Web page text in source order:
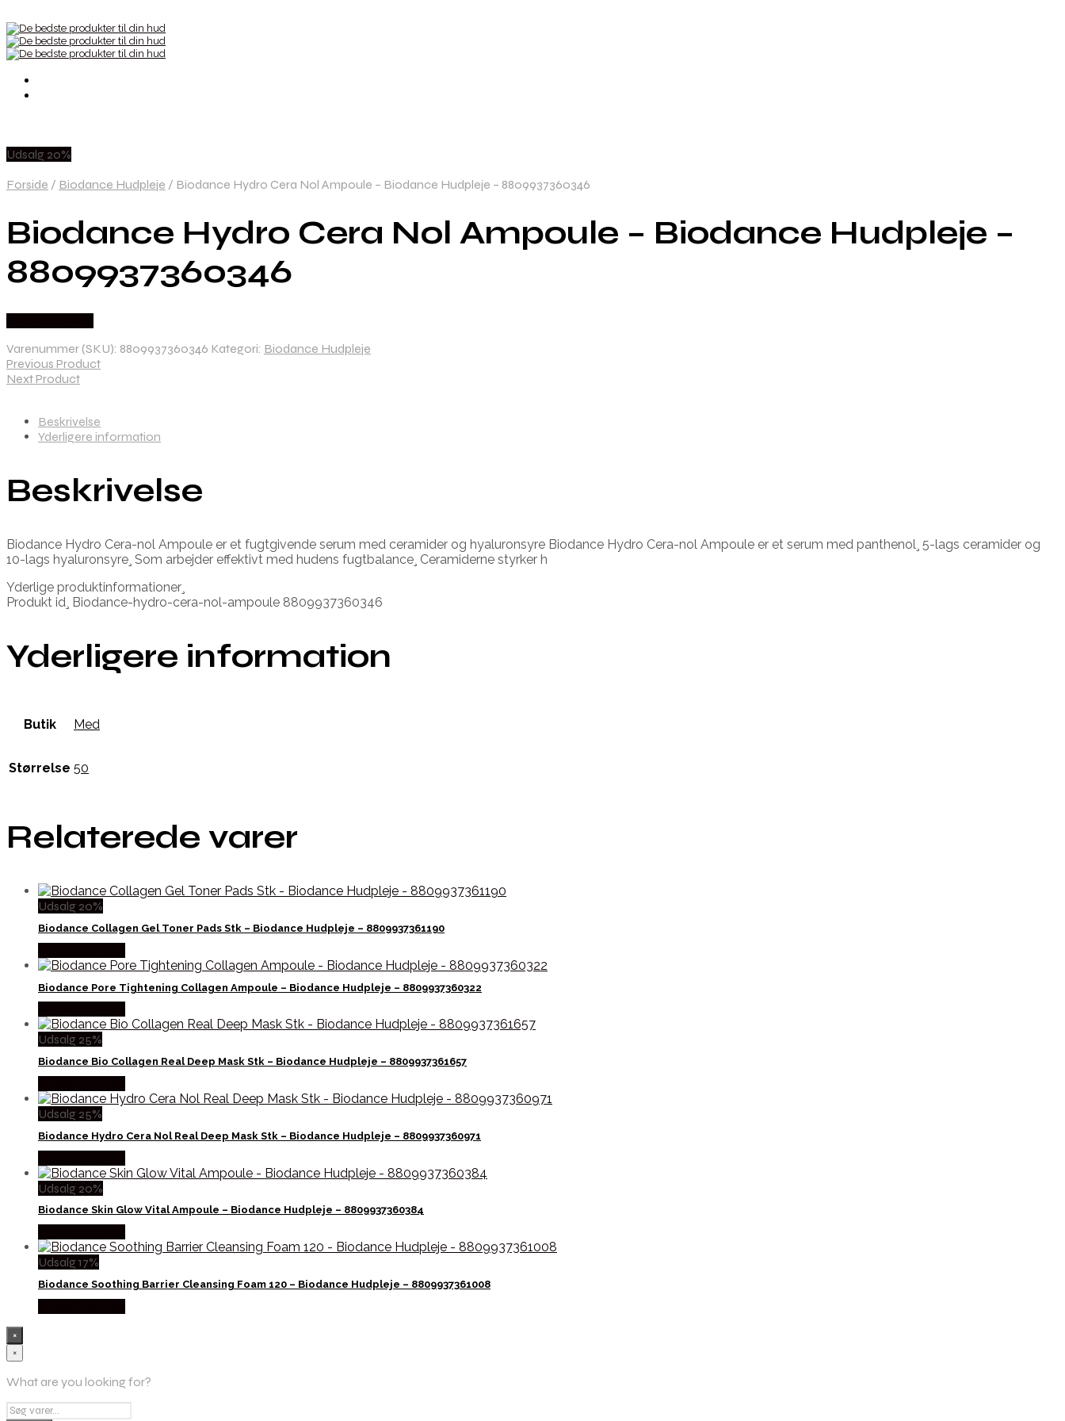
Udsalg 20%
Forside / Biodance Hudpleje / Biodance Hydro Cera Nol Ampoule – Biodance Hudpleje – 8809937360346
Biodance Hydro Cera Nol Ampoule – Biodance Hudpleje –
8809937360346
Varenummer (SKU): 8809937360346 Kategori: Biodance Hudpleje
Previous Product
Next Product
Beskrivelse
Yderligere information
Beskrivelse
Biodance Hydro Cera-nol Ampoule er et fugtgivende serum med ceramider og hyaluronsyre Biodance Hydro Cera-nol Ampoule er et serum med panthenol¸ 5-lags ceramider og
10-lags hyaluronsyre¸ Som arbejder effektivt med hudens fugtbalance¸ Ceramiderne styrker h
Yderlige produktinformationer¸
Produkt id¸ Biodance-hydro-cera-nol-ampoule 8809937360346
Yderligere information
Butik Med
Størrelse 50
Relaterede varer
Udsalg 20%
Biodance Collagen Gel Toner Pads Stk – Biodance Hudpleje – 8809937361190
Biodance Pore Tightening Collagen Ampoule – Biodance Hudpleje – 8809937360322
Udsalg 25%
Biodance Bio Collagen Real Deep Mask Stk – Biodance Hudpleje – 8809937361657
Udsalg 25%
Biodance Hydro Cera Nol Real Deep Mask Stk – Biodance Hudpleje – 8809937360971
Udsalg 20%
Biodance Skin Glow Vital Ampoule – Biodance Hudpleje – 8809937360384
Udsalg 17%
Biodance Soothing Barrier Cleansing Foam 120 – Biodance Hudpleje – 8809937361008
×
×
What are you looking for?